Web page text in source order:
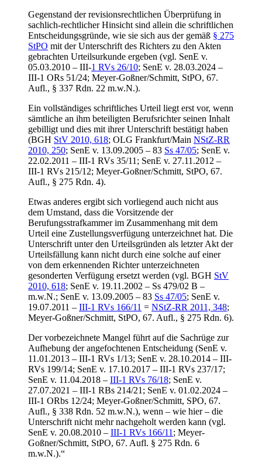
Gegenstand der revisionsrechtlichen Überprüfung in
sachlich-rechtlicher Hinsicht sind allein die schriftlichen
Entscheidungsgründe, wie sie sich aus der gemäß § 275
StPO mit der Unterschrift des Richters zu den Akten
gebrachten Urteilsurkunde ergeben (vgl. SenE v.
05.03.2010 – III-1 RVs 26/10; SenE v. 28.03.2024 –
III-1 ORs 51/24; Meyer-Goßner/Schmitt, StPO, 67.
Aufl., § 337 Rdn. 22 m.w.N.).
Ein vollständiges schriftliches Urteil liegt erst vor, wenn
sämtliche an ihm beteiligten Berufsrichter seinen Inhalt
gebilligt und dies mit ihrer Unterschrift bestätigt haben
(BGH StV 2010, 618; OLG Frankfurt/Main NStZ-RR
2010, 250; SenE v. 13.09.2005 – 83 Ss 47/05; SenE v.
22.02.2011 – III-1 RVs 35/11; SenE v. 27.11.2012 –
III-1 RVs 215/12; Meyer-Goßner/Schmitt, StPO, 67.
Aufl., § 275 Rdn. 4).
Etwas anderes ergibt sich vorliegend auch nicht aus
dem Umstand, dass die Vorsitzende der
Berufungsstrafkammer im Zusammenhang mit dem
Urteil eine Zustellungsverfügung unterzeichnet hat. Die
Unterschrift unter den Urteilsgründen als letzter Akt der
Urteilsfällung kann nicht durch eine solche auf einer
von dem erkennenden Richter unterzeichneten
gesonderten Verfügung ersetzt werden (vgl. BGH StV
2010, 618; SenE v. 19.11.2002 – Ss 479/02 B –
m.w.N.; SenE v. 13.09.2005 – 83 Ss 47/05; SenE v.
19.07.2011 – III-1 RVs 166/11 = NStZ-RR 2011, 348;
Meyer-Goßner/Schmitt, StPO, 67. Aufl., § 275 Rdn. 6).
Der vorbezeichnete Mangel führt auf die Sachrüge zur
Aufhebung der angefochtenen Entscheidung (SenE v.
11.01.2013 – III-1 RVs 1/13; SenE v. 28.10.2014 – III-
RVs 199/14; SenE v. 17.10.2017 – III-1 RVs 237/17;
SenE v. 11.04.2018 – III-1 RVs 76/18; SenE v.
27.07.2021 – III-1 RBs 214/21; SenE v. 01.02.2024 –
III-1 ORbs 12/24; Meyer-Goßner/Schmitt, SPO, 67.
Aufl., § 338 Rdn. 52 m.w.N.), wenn – wie hier – die
Unterschrift nicht mehr nachgeholt werden kann (vgl.
SenE v. 20.08.2010 – III-1 RVs 166/11 ; Meyer-
Goßner/Schmitt, StPO, 67. Aufl. § 275 Rdn. 6
m.w.N.).“